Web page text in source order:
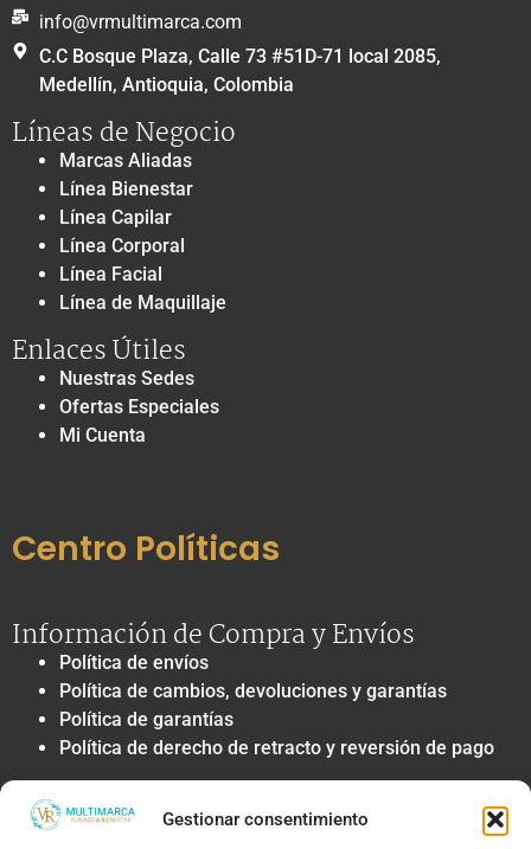
Gestionar consentimiento
info@vrmultimarca.com
C.C Bosque Plaza, Calle 73 #51D-71 local 2085,
Medellín, Antioquia, Colombia
Líneas de Negocio
Marcas Aliadas
Línea Bienestar
Línea Capilar
Línea Corporal
Línea Facial
Línea de Maquillaje
Enlaces Útiles
Nuestras Sedes
Ofertas Especiales
Mi Cuenta
Centro Políticas
Información de Compra y Envíos
Política de envíos
Política de cambios, devoluciones y garantías
Política de garantías
Política de derecho de retracto y reversión de pago
Privacidad y Tratamiento de Datos
Política de privacidad y tratamiento de datos